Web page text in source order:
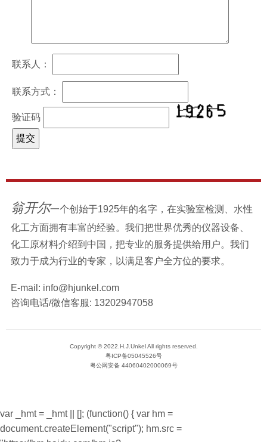
联系人：
联系方式：
验证码
翁开尔一个创始于1925年的名字，在实验室检测、水性
化工方面拥有丰富的经验。我们把世界优秀的仪器设备、
化工原材料介绍到中国，把专业的服务提供给用户。我们
致力于成为行业的专家，以满足客户全方位的要求。
E-mail: info@hjunkel.com
咨询电话/微信客服: 13202947058
Copyright © 2022.H.J.Unkel All rights reserved.
粤ICP备05045526号
粤公网安备 44060402000069号
var _hmt = _hmt || []; (function() { var hm =
document.createElement("script"); hm.src =